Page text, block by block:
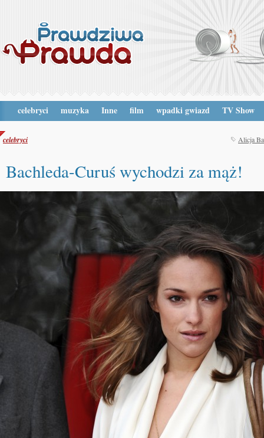
celebryci muzyka Inne film wpadki gwiazd TV Show
celebryci Alicja
Bachleda-Curuś wychodzi za mąż!